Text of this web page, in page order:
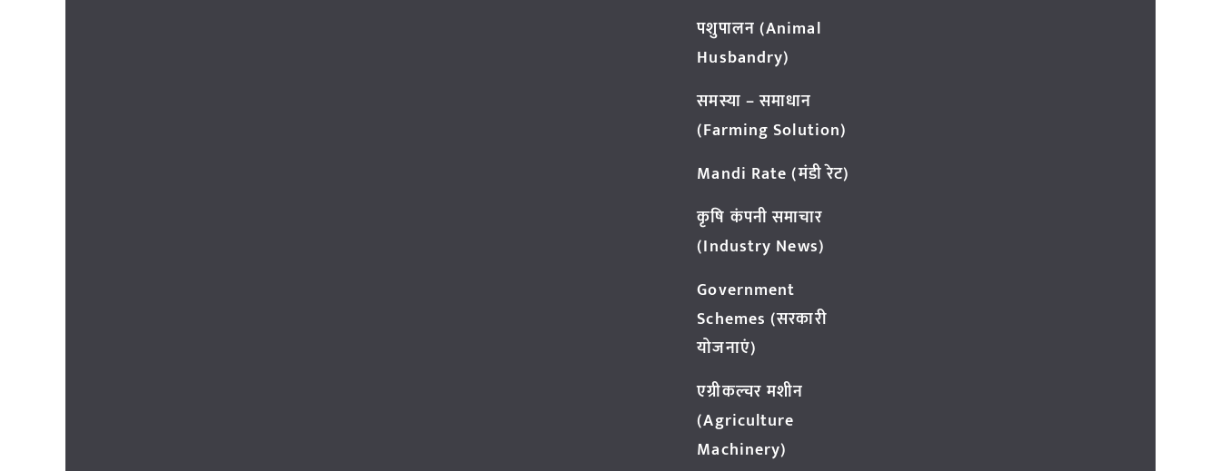
पशुपालन (Animal
Husbandry)
समस्या – समाधान
(Farming Solution)
Mandi Rate (मंडी रेट)
कृषि कंपनी समाचार
(Industry News)
Government
Schemes (सरकारी
योजनाएं)
एग्रीकल्चर मशीन
(Agriculture
Machinery)